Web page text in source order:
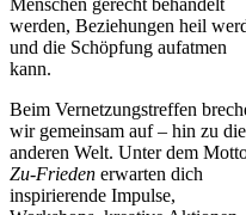
werden, Beziehungen heil
und die Schöpfung aufatmen
kann.
Beim Vernetzungstreffen
wir gemeinsam auf – hin zu
anderen Welt. Unter dem
Zu-Frieden erwarten dich
inspirierende Impulse,